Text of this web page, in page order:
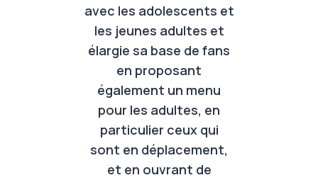
avec les adolescents et
les jeunes adultes et
élargie sa base de fans
en proposant
également un menu
pour les adultes, en
particulier ceux qui
sont en déplacement,
et en ouvrant de